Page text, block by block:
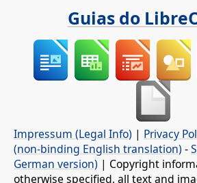
Guias do
Impressum (Legal Info) | Privacy
(non-binding English translation) -
German version) | Copyright
otherwise specified, all text and